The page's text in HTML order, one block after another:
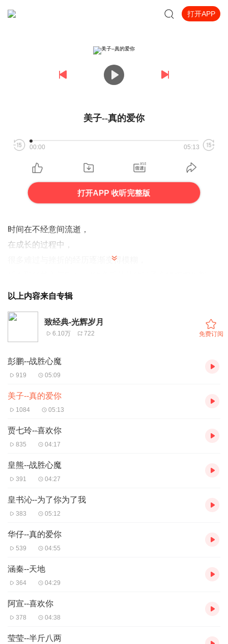
打开APP
美子--真的爱你
00:00 05:13
打开APP 收听完整版
时间在不经意间流逝，
在成长的过程中，
很多难过与挫折的经历逐渐变得模糊，
“问句天几高心中志比天更高，自信打不死的心态活到老”
愿我们归来仍是青春。
融创九棠府&叶世荣，
致敬Beyond，再见青春。
邀你唱一首Beyond的经典歌曲，
致敬青春。
以上内容来自专辑
致经典-光辉岁月
6.10万 722 免费订阅
彭鹏--战胜心魔
919 05:09
美子--真的爱你
1084 05:13
贾七玲--喜欢你
835 04:17
皇熊--战胜心魔
391 04:27
皇书沁--为了你为了我
383 05:12
华仔--真的爱你
539 04:55
涵秦--天地
364 04:29
阿宣--喜欢你
378 04:38
莹莹--半斤八两